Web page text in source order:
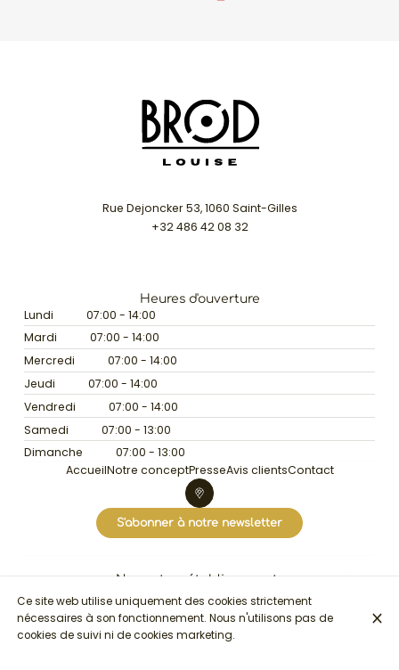
Rue Dejoncker 53, 1060 Saint-Gilles
+32 486 42 08 32
Heures d'ouverture
Lundi
07:00 - 14:00
Mardi
07:00 - 14:00
Mercredi
07:00 - 14:00
Jeudi
07:00 - 14:00
Vendredi
07:00 - 14:00
Samedi
07:00 - 13:00
Dimanche
07:00 - 13:00
AccueilNotre conceptPresseAvis clientsContact
S'abonner à notre newsletter
Nos autres établissements
Brød Brussels
© Brød Louise 2026
Ce site web utilise uniquement des cookies strictement
nécessaires à son fonctionnement. Nous n'utilisons pas de
cookies de suivi ni de cookies marketing.